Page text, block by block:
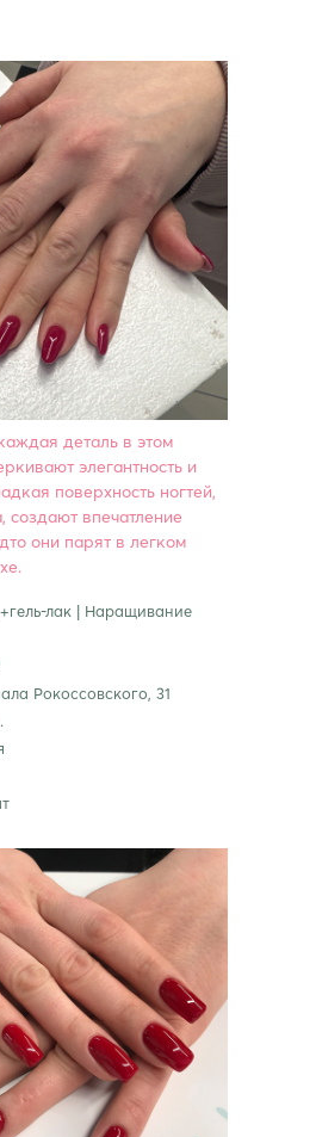
деталь в этом
элегантность и
поверхность ногтей,
создают впечатление
они парят в легком
лак | Наращивание
Рокоссовского, 31